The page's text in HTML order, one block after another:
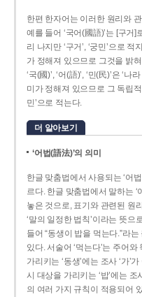
한편 한자어는 이러한 원리와
예를 들어 ‘국어(國語)’는 [구거]
리 나지만 ‘구거’, ‘궁민’으로
가 정해져 있으므로 그것을 밝
‘국(國)’, ‘어(語)’, ‘민(民)’은 ‘나
미가 정해져 있으므로 그 독립
민’으로 적는다.
더 알아보기
‘어법(語法)’의 의미
한글 맞춤법에서 사용되는 ‘어
르다. 한글 맞춤법에서 말하는 ‘
놓은 것으로, 표기와 관련된 원
‘말의 일정한 법칙’이라는 뜻으
들어 “동생이 밥을 먹는다.”라
있다. 서술어 ‘먹는다’는 주어
가리키는 ‘동생’에는 조사 ‘가’
시 대상을 가리키는 ‘밥’에는 조
의 여러 가지 규칙이 적용되어